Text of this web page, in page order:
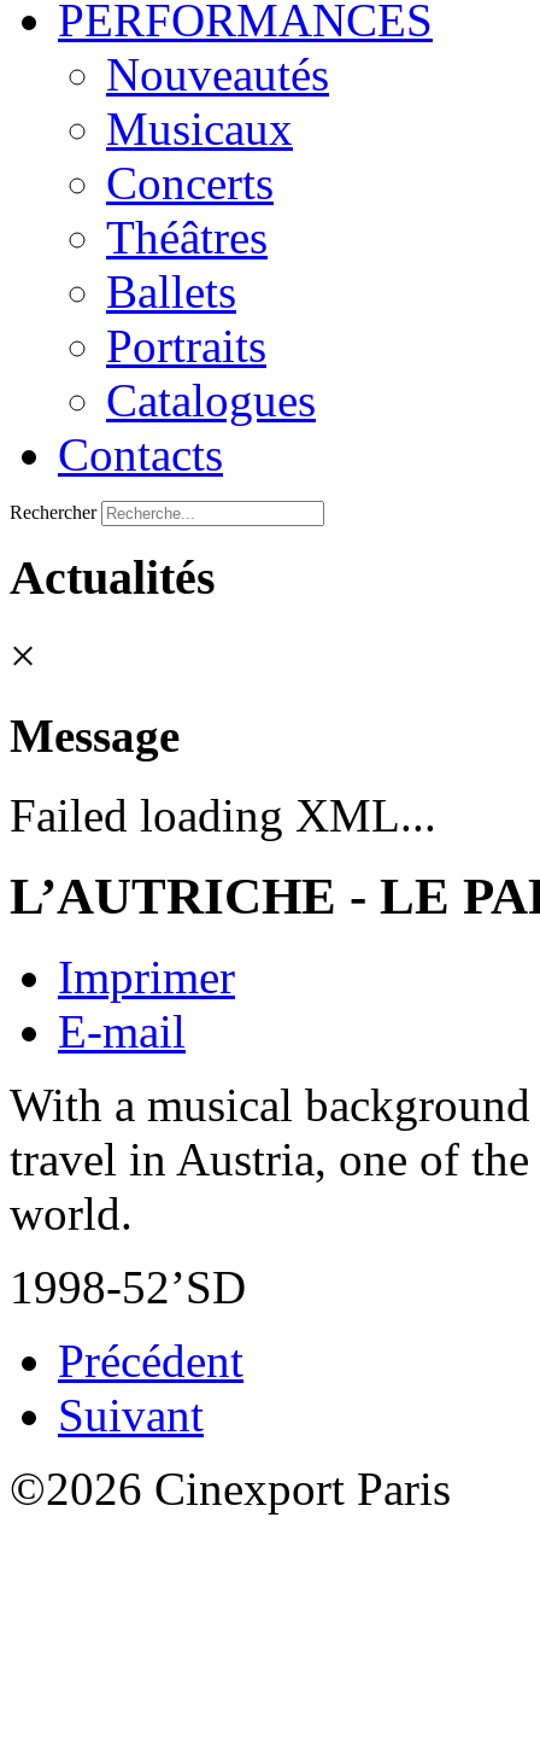
PERFORMANCES
Nouveautés
Musicaux
Concerts
Théâtres
Ballets
Portraits
Catalogues
Contacts
Rechercher
Actualités
×
Message
Failed loading XML...
L’AUTRICHE - LE
Imprimer
E-mail
With a musical
travel in Austria, one of
world.
1998-52’SD
Précédent
Suivant
©2026 Cinexport Paris